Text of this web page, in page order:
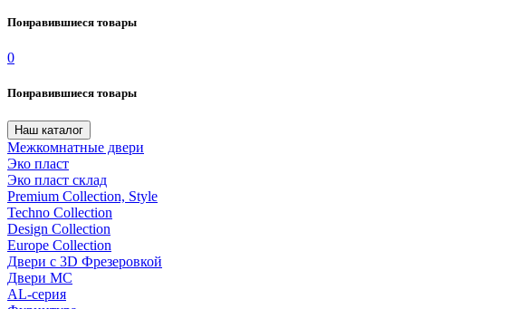
Понравившиеся товары
0
Понравившиеся товары
Наш каталог
Межкомнатные двери
Эко пласт
Эко пласт склад
Premium Collection, Style
Techno Collection
Design Collection
Europe Collection
Двери с 3D Фрезеровкой
Двери МС
AL-серия